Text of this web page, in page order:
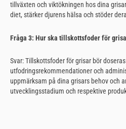
tillväxten och viktökningen hos dina
diet, stärker djurens hälsa och stöder
Fråga 3: Hur ska tillskottsfoder för
Svar: Tillskottsfoder för grisar bör
utfodringsrekommendationer och
uppmärksam på dina grisars behov och
utvecklingsstadium och respektive